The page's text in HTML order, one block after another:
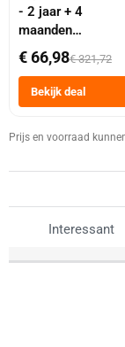
- 2 jaar + 4
maanden
abonnement
€ 66,98€ 321,72
Bekijk deal
Prijs en voorraad
Interessant